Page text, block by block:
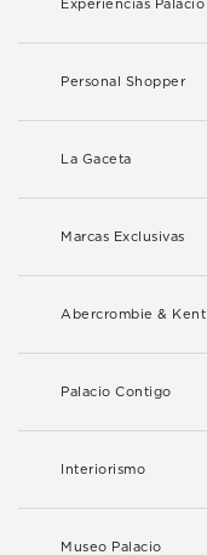
Experiencias Palacio
Personal Shopper
La Gaceta
Marcas Exclusivas
Abercrombie & Kent
Palacio Contigo
Interiorismo
Museo Palacio